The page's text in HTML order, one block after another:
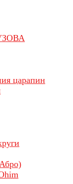
царапин